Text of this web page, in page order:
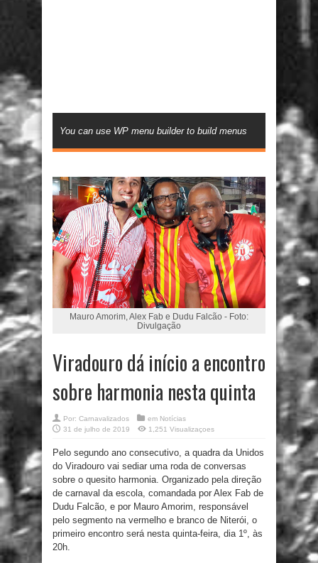
You can use WP menu builder to build menus
Mauro Amorim, Alex Fab e Dudu Falcão - Foto:
Divulgação
Viradouro dá início a encontro
sobre harmonia nesta quinta
Por: Carnavalizados em Notícias
31 de julho de 2019
1,251 Visualizaçoes
Pelo segundo ano consecutivo, a quadra da Unidos
do Viradouro vai sediar uma roda de conversas
sobre o quesito harmonia. Organizado pela direção
de carnaval da escola, comandada por Alex Fab de
Dudu Falcão, e por Mauro Amorim, responsável
pelo segmento na vermelho e branco de Niterói, o
primeiro encontro será nesta quinta-feira, dia 1º, às
20h.